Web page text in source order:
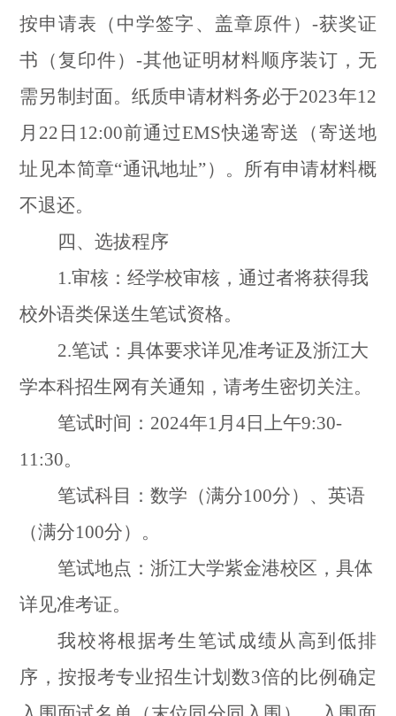
按申请表（中学签字、盖章原件） -获奖证
书（复印件）-其他证明材料顺序装订，无
需另制封面。纸质申请材料务必于2023年12
月 22 日 12:00前通过EMS快递寄送（寄送地
址见本简章“通讯地址”）。所有申请材料概
不退还。
四、选拔程序
1.审核：经学校审核，通过者将获得我
校外语类保送生笔试资格。
2.笔试：具体要求详见准考证及浙江大
学本科招生网有关通知，请考生密切关注。
笔试时间： 2024年1 月4日上午9:30-
11:30。
笔试科目：数学（满分100分）、英语
（满分100分）。
笔试地点：浙江大学紫金港校区，具体
详见准考证。
我校将根据考生笔试成绩从高到低排
序，按报考专业招生计划数3倍的比例确定